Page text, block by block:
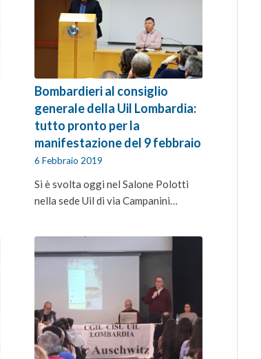
Bombardieri al consiglio
generale della Uil Lombardia:
tutto pronto per la
manifestazione del 9 febbraio
6 Febbraio 2019
Si è svolta oggi nel Salone Polotti
nella sede Uil di via Campanini…